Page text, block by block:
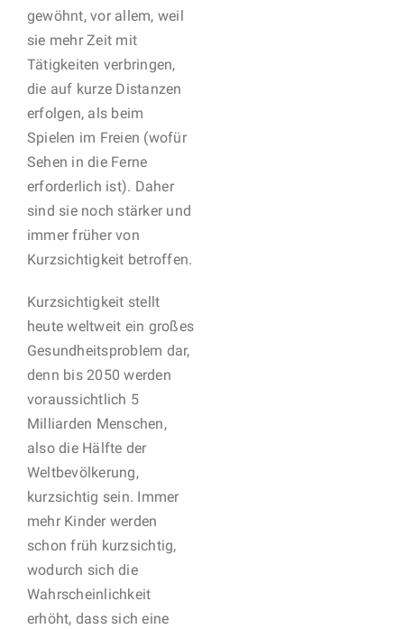
gewöhnt, vor allem, weil
sie mehr Zeit mit
Tätigkeiten verbringen,
die auf kurze Distanzen
erfolgen, als beim
Spielen im Freien (wofür
Sehen in die Ferne
erforderlich ist). Daher
sind sie noch stärker und
immer früher von
Kurzsichtigkeit betroffen.
Kurzsichtigkeit stellt
heute weltweit ein großes
Gesundheitsproblem dar,
denn bis 2050 werden
voraussichtlich 5
Milliarden Menschen,
also die Hälfte der
Weltbevölkerung,
kurzsichtig sein. Immer
mehr Kinder werden
schon früh kurzsichtig,
wodurch sich die
Wahrscheinlichkeit
erhöht, dass sich eine